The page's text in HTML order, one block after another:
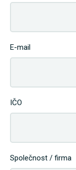
E-mail
IČO
Společnost / firma